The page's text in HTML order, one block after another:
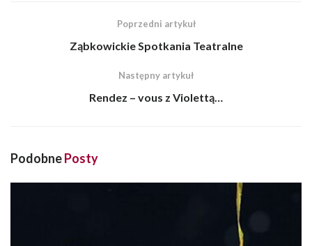
Poprzedni artykuł
Ząbkowickie Spotkania Teatralne
Następny artykuł
Rendez – vous z Violettą…
PodobnePosty